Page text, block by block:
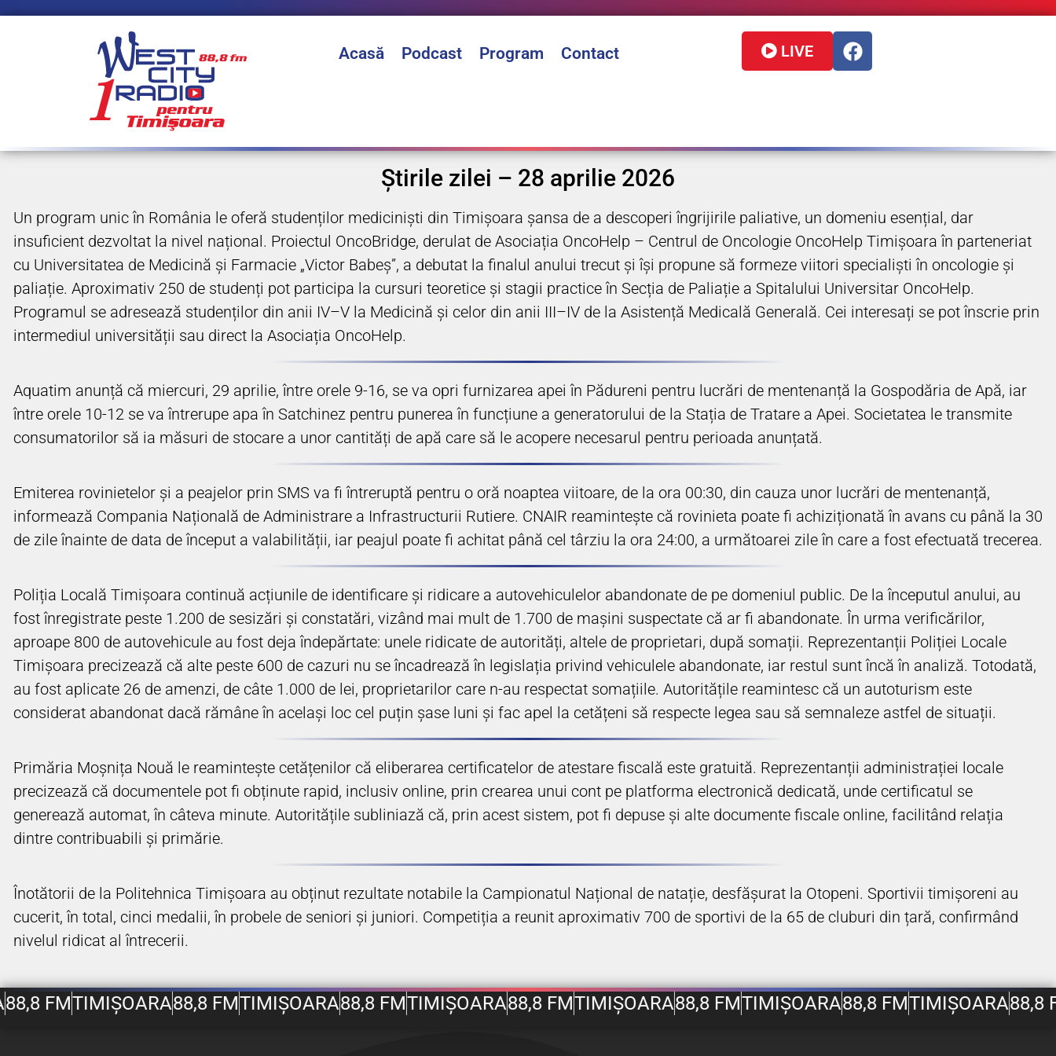
Acasă Podcast Program Contact LIVE
Știrile zilei – 28 aprilie 2026
Un program unic în România le oferă studenților mediciniști din Timișoara șansa de a descoperi îngrijirile paliative, un domeniu esențial, dar
insuficient dezvoltat la nivel național. Proiectul OncoBridge, derulat de Asociația OncoHelp – Centrul de Oncologie OncoHelp Timișoara în parteneriat
cu Universitatea de Medicină și Farmacie „Victor Babeș”, a debutat la finalul anului trecut și își propune să formeze viitori specialiști în oncologie și
paliație. Aproximativ 250 de studenți pot participa la cursuri teoretice și stagii practice în Secția de Paliație a Spitalului Universitar OncoHelp.
Programul se adresează studenților din anii IV–V la Medicină și celor din anii III–IV de la Asistență Medicală Generală. Cei interesați se pot înscrie prin
intermediul universității sau direct la Asociația OncoHelp.
Aquatim anunță că miercuri, 29 aprilie, între orele 9-16, se va opri furnizarea apei în Pădureni pentru lucrări de mentenanță la Gospodăria de Apă, iar
între orele 10-12 se va întrerupe apa în Satchinez pentru punerea în funcțiune a generatorului de la Stația de Tratare a Apei. Societatea le transmite
consumatorilor să ia măsuri de stocare a unor cantități de apă care să le acopere necesarul pentru perioada anunțată.
Emiterea rovinietelor și a peajelor prin SMS va fi întreruptă pentru o oră noaptea viitoare, de la ora 00:30, din cauza unor lucrări de mentenanță,
informează Compania Națională de Administrare a Infrastructurii Rutiere. CNAIR reamintește că rovinieta poate fi achiziționată în avans cu până la 30
de zile înainte de data de început a valabilității, iar peajul poate fi achitat până cel târziu la ora 24:00, a următoarei zile în care a fost efectuată trecerea.
Poliția Locală Timișoara continuă acțiunile de identificare și ridicare a autovehiculelor abandonate de pe domeniul public. De la începutul anului, au
fost înregistrate peste 1.200 de sesizări și constatări, vizând mai mult de 1.700 de mașini suspectate că ar fi abandonate. În urma verificărilor,
aproape 800 de autovehicule au fost deja îndepărtate: unele ridicate de autorități, altele de proprietari, după somații. Reprezentanții Poliției Locale
Timișoara precizează că alte peste 600 de cazuri nu se încadrează în legislația privind vehiculele abandonate, iar restul sunt încă în analiză. Totodată,
au fost aplicate 26 de amenzi, de câte 1.000 de lei, proprietarilor care n-au respectat somațiile. Autoritățile reamintesc că un autoturism este
considerat abandonat dacă rămâne în același loc cel puțin șase luni și fac apel la cetățeni să respecte legea sau să semnaleze astfel de situații.
Primăria Moșnița Nouă le reamintește cetățenilor că eliberarea certificatelor de atestare fiscală este gratuită. Reprezentanții administrației locale
precizează că documentele pot fi obținute rapid, inclusiv online, prin crearea unui cont pe platforma electronică dedicată, unde certificatul se
generează automat, în câteva minute. Autoritățile subliniază că, prin acest sistem, pot fi depuse și alte documente fiscale online, facilitând relația
dintre contribuabili și primărie.
Înotătorii de la Politehnica Timișoara au obținut rezultate notabile la Campionatul Național de natație, desfășurat la Otopeni. Sportivii timișoreni au
cucerit, în total, cinci medalii, în probele de seniori și juniori. Competiția a reunit aproximativ 700 de sportivi de la 65 de cluburi din țară, confirmând
nivelul ridicat al întrecerii.
88,8 FMTIMIȘOARA88,8 FMTIMIȘOARA88,8 FMTIMIȘOARA88,8 FMTIMIȘOARA88,8 FMTIMIȘOARA88,8 FMTIMIȘOARA88,8